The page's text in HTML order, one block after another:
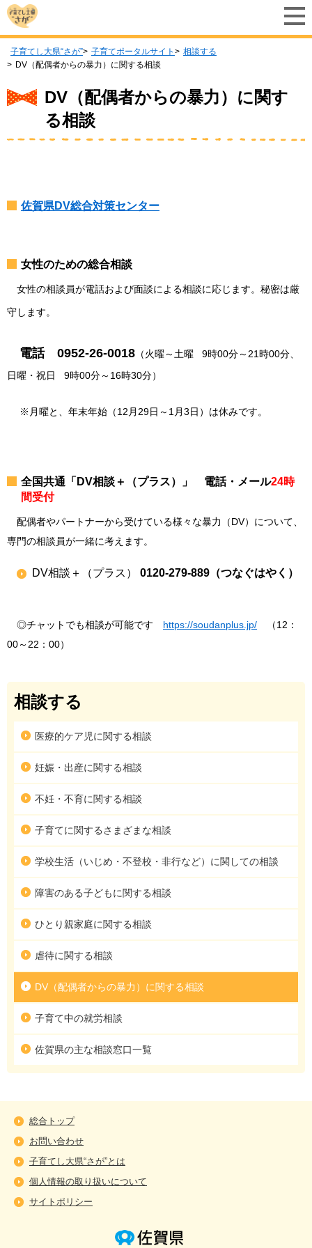
子育てし大県“さが” 子育てポータルサイト
相談する
DV（配偶者からの暴力）に関する相談
DV（配偶者からの暴力）に関す
る相談
佐賀県DV総合対策センター
女性のための総合相談
女性の相談員が電話および面談による相談に応じます。秘密は厳
守します。
電話 0952-26-0018 （火曜～土曜 9時00分～21時00分、
日曜・祝日 9時00分～16時30分）
※月曜と、年末年始（12月29日～1月3日）は休みです。
全国共通「DV相談＋（プラス）」 電話・メール24時
間受付
配偶者やパートナーから受けている様々な暴力（DV）について、
専門の相談員が一緒に考えます。
DV相談＋（プラス） 0120-279-889（つなぐはやく）
◎チャットでも相談が可能です https://soudanplus.jp/ （12：
00～22：00）
相談する
医療的ケア児に関する相談
妊娠・出産に関する相談
不妊・不育に関する相談
子育てに関するさまざまな相談
学校生活（いじめ・不登校・非行など）に関しての相談
障害のある子どもに関する相談
ひとり親家庭に関する相談
虐待に関する相談
DV（配偶者からの暴力）に関する相談
子育て中の就労相談
佐賀県の主な相談窓口一覧
総合トップ
お問い合わせ
子育てし大県“さが”とは
個人情報の取り扱いについて
サイトポリシー